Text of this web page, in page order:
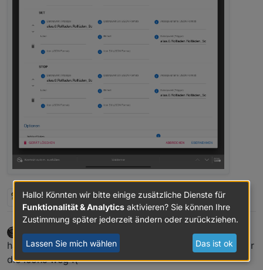
2 Antworten 0
Online
JackDanielschrieb am22. Sept. 2020, 09:13
zuletzt editiert von JackDaniel
hab jetzt auch mal auf rc11 aktualisiert, jetzt sind bei mir
die icons weg :(
Hallo! Könnten wir bitte einige zusätzliche Dienste für
Funktionalität & Analytics aktivieren? Sie können Ihre
Zustimmung später jederzeit ändern oder zurückziehen.
Lassen Sie mich wählen Das ist ok